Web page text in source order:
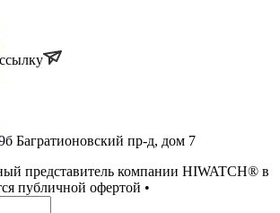
Багратионовский пр-д, дом 7
представитель компании HIWATCH® в
публичной офертой •